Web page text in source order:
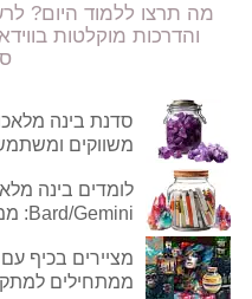
מה תרצו ללמוד היום?
והדרכות מוקלטות
משווקים
Bard/Gemini: ממתחילים למתקדמים
ממתחילים